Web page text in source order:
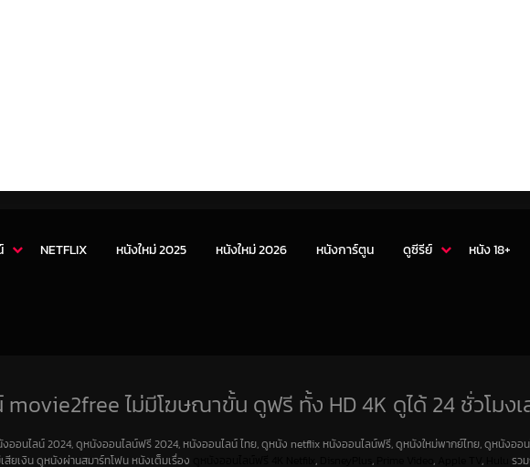
NETFLIX หนังใหม่ 2025 หนังใหม่ 2026 หนังการ์ตูน ดูซีรีย์ หนัง 18+
ไม่มีโฆษณาขั้น ดูฟรี ทั้ง HD 4K ดูได้ 24 ชั่วโมงเ
ออนไลน์ 2024, ดูหนังออนไลน์ฟรี 2024, หนังออนไลน์ ไทย, ดูหนัง netflix หนังออนไลน์ฟรี, ดูหนังใหม่พากย์ไทย, ดูหนังออ
สียเงิน ดูหนังผ่านสมาร์ทโฟน หนังเต็มเรื่อง , , , , รว